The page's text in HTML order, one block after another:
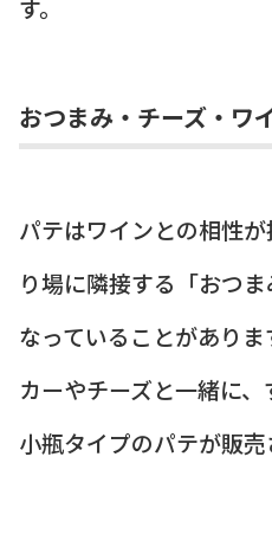
す。
おつまみ・チーズ・ワ
パテはワインとの相性
り場に隣接する「おつ
なっていることがあり
カーやチーズと一緒に
小瓶タイプのパテが販売